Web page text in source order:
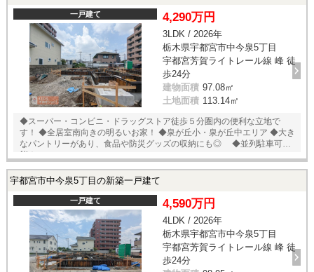
一戸建て 4,290万円
3LDK / 2026年
栃木県宇都宮市中今泉5丁目
宇都宮芳賀ライトレール線 峰 徒
歩24分
建物面積 97.08㎡
土地面積 113.14㎡
◆スーパー・コンビニ・ドラッグストア徒歩５分圏内の便利な立地で
す！ ◆全居室南向きの明るいお家！ ◆泉が丘小・泉が丘中エリア ◆大き
なパントリーがあり、食品や防災グッズの収納にも◎ ◆並列駐車可
能！
宇都宮市中今泉5丁目の新築一戸建て
一戸建て 4,590万円
4LDK / 2026年
栃木県宇都宮市中今泉5丁目
宇都宮芳賀ライトレール線 峰 徒
歩24分